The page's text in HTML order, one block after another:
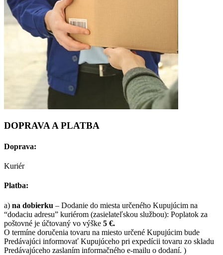
DOPRAVA A PLATBA
Doprava:
Kuriér
Platba:
a) na dobierku – Dodanie do miesta určeného Kupujúcim na
“dodaciu adresu” kuriérom (zasielateľskou službou): Poplatok za
poštovné je účtovaný vo výške 5 €.
O termíne doručenia tovaru na miesto určené Kupujúcim bude
Predávajúci informovať Kupujúceho pri expedícii tovaru zo skladu
Predávajúceho zaslaním informačného e-mailu o dodaní. )